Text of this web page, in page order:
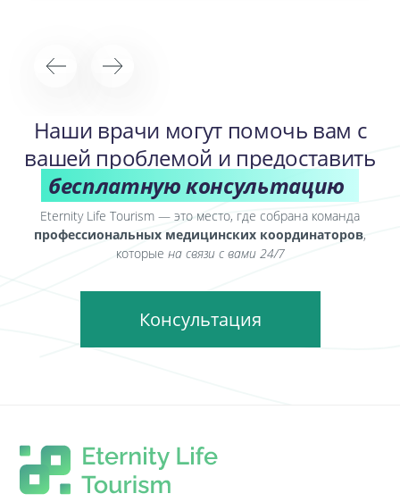
Наши врачи могут помочь вам с
вашей проблемой и предоставить
бесплатную консультацию
Eternity Life Tourism — это место, где собрана команда
профессиональных медицинских координаторов,
которые на связи с вами 24/7
Консультация